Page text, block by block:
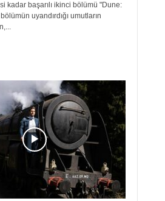
kadar başarılı ikinci bölümü "Dune:
uyandırdığı umutların